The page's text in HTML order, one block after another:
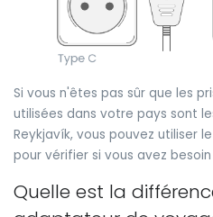
Si vous n'êtes pas sûr que les
utilisées dans votre pays sont
Reykjavík, vous pouvez utiliser le
pour vérifier si vous avez
Quelle est la